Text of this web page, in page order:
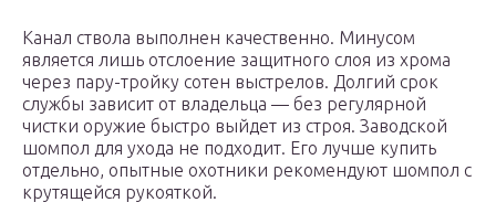
Канал ствола выполнен качественно. Минусом
является лишь отслоение защитного слоя из хрома
через пару-тройку сотен выстрелов. Долгий срок
службы зависит от владельца — без регулярной
чистки оружие быстро выйдет из строя. Заводской
шомпол для ухода не подходит. Его лучше купить
отдельно, опытные охотники рекомендуют шомпол с
крутящейся рукояткой.